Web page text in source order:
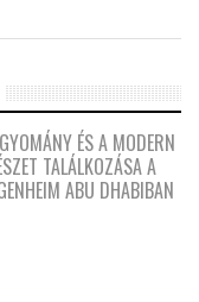
ÉS A MODERN
TALÁLKOZÁSA A
ABU DHABIBAN